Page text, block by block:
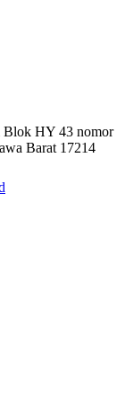
Blok HY 43 nomor
Barat 17214